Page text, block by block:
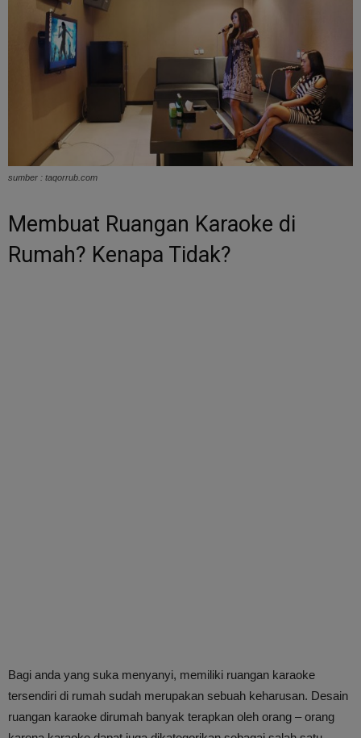
sumber : taqorrub.com
Membuat Ruangan Karaoke di
Rumah? Kenapa Tidak?
Bagi anda yang suka menyanyi, memiliki ruangan karaoke
tersendiri di rumah sudah merupakan sebuah keharusan. Desain
ruangan karaoke dirumah banyak terapkan oleh orang – orang